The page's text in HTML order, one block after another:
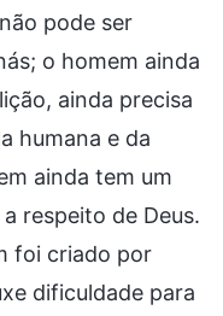
pode ser
o homem ainda
ainda precisa
humana e da
ainda tem um
respeito de Deus.
foi criado por
dificuldade para